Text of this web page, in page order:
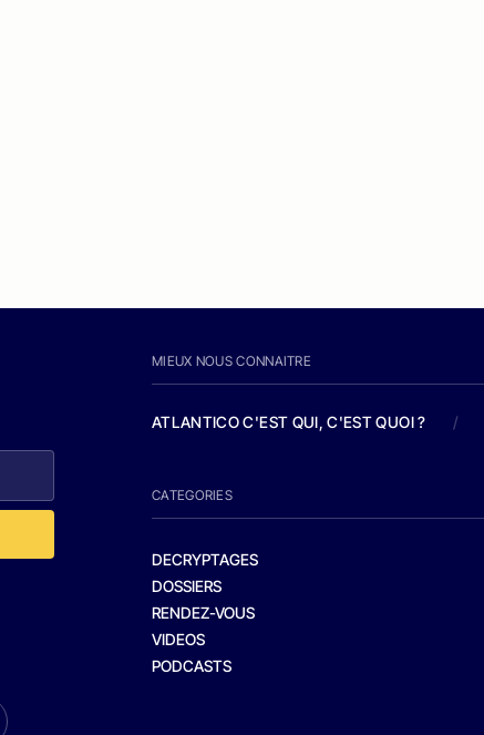
MIEUX NOUS CONNAITRE
ATLANTICO C'EST QUI, C'EST QUOI ? /
CATEGORIES
DECRYPTAGES
DOSSIERS
RENDEZ-VOUS
VIDEOS
PODCASTS